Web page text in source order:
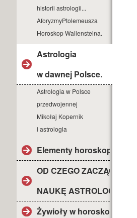
historii astrologii...
AforyzmyPtolemeusza
Horoskop Wallensteina.
Astrologia
w dawnej Polsce.
Astrologia w Polsce
przedwojennej
Mikołaj Kopernik
i astrologia
Elementy horoskopu.
OD CZEGO ZACZĄĆ
NAUKĘ ASTROLOGII?
Żywioły w horoskopie.